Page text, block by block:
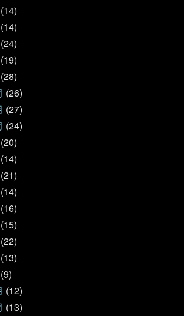
(14)
(14)
(24)
(19)
(28)
(26)
(27)
(24)
(20)
(14)
(21)
(14)
(16)
(15)
(22)
(13)
(9)
(12)
(13)